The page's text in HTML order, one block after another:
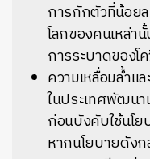
การกักตัวที่น้อยล
โลกของคนเหล่
การระบาดของโ
ความเหลื่อมล้ำแ
ในประเทศพัฒน
ก่อนบังคับใช้นโ
หากนโยบายดัง